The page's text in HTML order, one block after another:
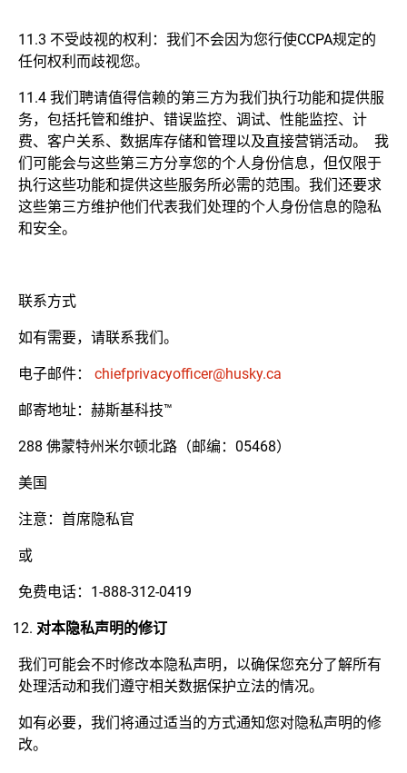
11.3 不受歧视的权利：我们不会因为您行使CCPA规定的
任何权利而歧视您。
11.4 我们聘请值得信赖的第三方为我们执行功能和提供服
务，包括托管和维护、错误监控、调试、性能监控、计
费、客户关系、数据库存储和管理以及直接营销活动。 我
们可能会与这些第三方分享您的个人身份信息，但仅限于
执行这些功能和提供这些服务所必需的范围。我们还要求
这些第三方维护他们代表我们处理的个人身份信息的隐私
和安全。
联系方式
如有需要，请联系我们。
电子邮件： chiefprivacyofficer@husky.ca
邮寄地址：赫斯基科技™
288 佛蒙特州米尔顿北路（邮编：05468）
美国
注意：首席隐私官
或
免费电话：1-888-312-0419
对本隐私声明的修订
我们可能会不时修改本隐私声明，以确保您充分了解所有
处理活动和我们遵守相关数据保护立法的情况。
如有必要，我们将通过适当的方式通知您对隐私声明的修
改。